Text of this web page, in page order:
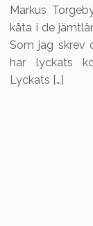
Markus
kåta i de
Som jag skrev
har lyckats
Lyckats […]